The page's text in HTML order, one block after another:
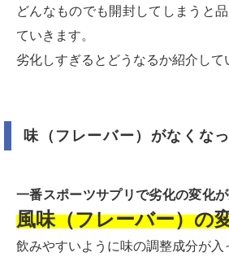
どんなものでも開封してしまうと
ていきます。
劣化しすぎるとどうなるか紹介して
味（フレーバー）がなくな
一番スポーツサプリで劣化の変化
風味（フレーバー）の
飲みやすいように味の調整成分が入